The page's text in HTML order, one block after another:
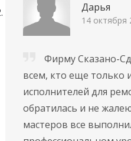
Дарья
14 октября
Фирму Сказано-
всем, кто еще только
исполнителей для
обратилась и не
мастеров все